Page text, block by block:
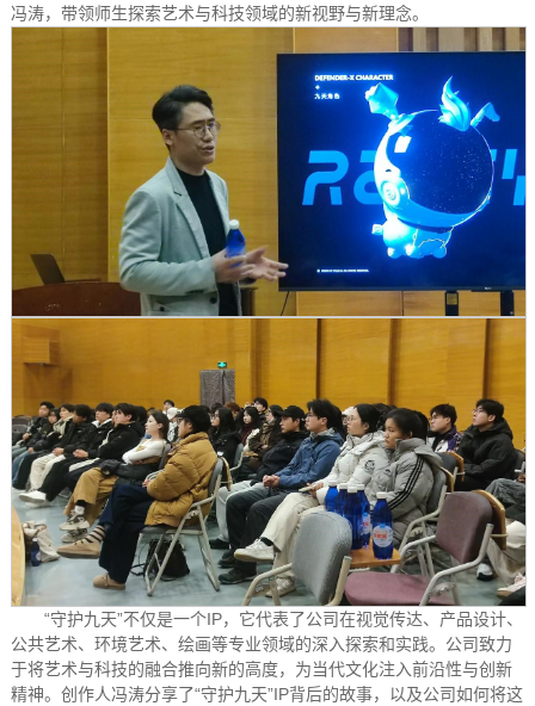
冯涛，带领师生探索艺术与科技领域的新视野与新理念。
“守护九天”不仅是一个IP，它代表了公司在视觉传达、产品设计、
公共艺术、环境艺术、绘画等专业领域的深入探索和实践。公司致力
于将艺术与科技的融合推向新的高度，为当代文化注入前沿性与创新
精神。创作人冯涛分享了“守护九天”IP背后的故事，以及公司如何将这